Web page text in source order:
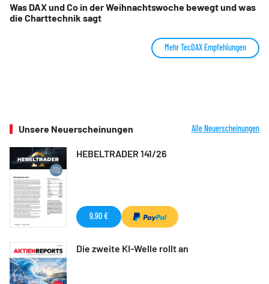
Was DAX und Co in der Weihnachtswoche bewegt und was
die Charttechnik sagt
Mehr TecDAX Empfehlungen
Unsere Neuerscheinungen Alle Neuerscheinungen
HEBELTRADER 141/26
9,90 €
Die zweite KI-Welle rollt an